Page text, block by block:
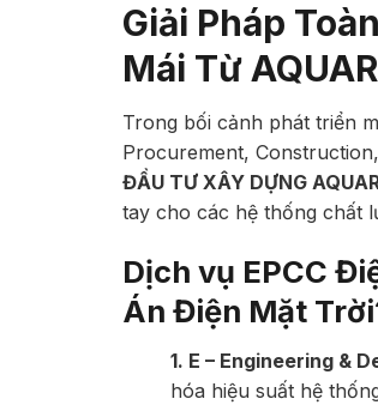
Giải Pháp
Mái Từ
Trong bối cảnh phát triển
Procurement,
ĐẦU TƯ XÂY DỰNG
tay cho các hệ thống chất
Dịch vụ EPCC
Án Điện Mặt Trời
1. E – Engineering &
hóa hiệu suất hệ